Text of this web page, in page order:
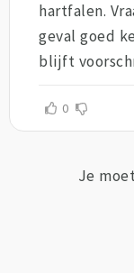
hartfalen.
geval goed
blijft
0
Je